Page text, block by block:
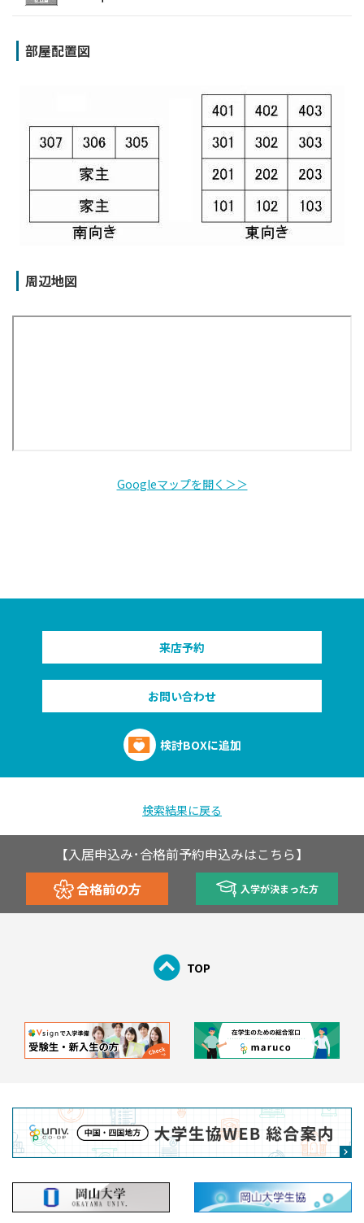
部屋配置図
周辺地図
Googleマップを開く＞＞
来店予約
お問い合わせ
検討BOXに追加
検索結果に戻る
【入居申込み･合格前予約申込みはこちら】
合格前の方
入学が決まった方
TOP